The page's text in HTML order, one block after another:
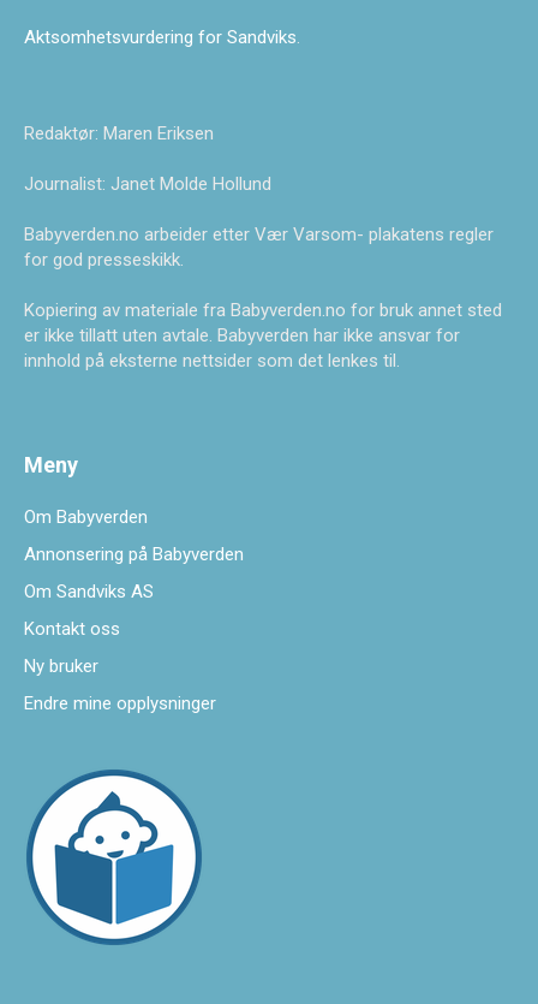
Aktsomhetsvurdering for Sandviks.
Redaktør: Maren Eriksen
Journalist: Janet Molde Hollund
Babyverden.no arbeider etter Vær Varsom- plakatens regler
for god presseskikk.
Kopiering av materiale fra Babyverden.no for bruk annet sted
er ikke tillatt uten avtale. Babyverden har ikke ansvar for
innhold på eksterne nettsider som det lenkes til.
Meny
Om Babyverden
Annonsering på Babyverden
Om Sandviks AS
Kontakt oss
Ny bruker
Endre mine opplysninger